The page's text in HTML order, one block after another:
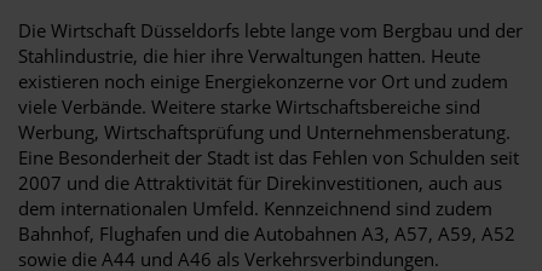
Die Wirtschaft Düsseldorfs lebte lange vom Bergbau und der
Stahlindustrie, die hier ihre Verwaltungen hatten. Heute
existieren noch einige Energiekonzerne vor Ort und zudem
viele Verbände. Weitere starke Wirtschaftsbereiche sind
Werbung, Wirtschaftsprüfung und Unternehmensberatung.
Eine Besonderheit der Stadt ist das Fehlen von Schulden seit
2007 und die Attraktivität für Direkinvestitionen, auch aus
dem internationalen Umfeld. Kennzeichnend sind zudem
Bahnhof, Flughafen und die Autobahnen A3, A57, A59, A52
sowie die A44 und A46 als Verkehrsverbindungen.